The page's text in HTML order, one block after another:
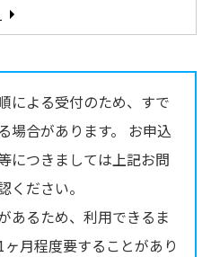
による受付のため、すで
場合があります。 お申込
につきましては上記お問
ください。
あるため、利用できるま
月程度要することがあり